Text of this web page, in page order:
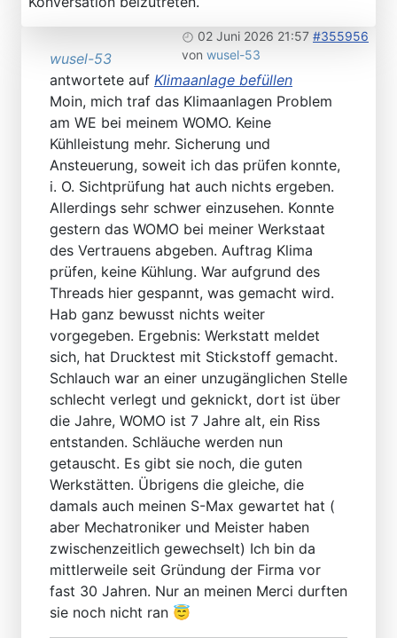
02 Juni 2026 21:57 #355956
von wusel-53
wusel-53
antwortete auf Klimaanlage befüllen
Moin, mich traf das Klimaanlagen Problem
am WE bei meinem WOMO. Keine
Kühlleistung mehr. Sicherung und
Ansteuerung, soweit ich das prüfen konnte,
i. O. Sichtprüfung hat auch nichts ergeben.
Allerdings sehr schwer einzusehen. Konnte
gestern das WOMO bei meiner Werkstaat
des Vertrauens abgeben. Auftrag Klima
prüfen, keine Kühlung. War aufgrund des
Threads hier gespannt, was gemacht wird.
Hab ganz bewusst nichts weiter
vorgegeben. Ergebnis: Werkstatt meldet
sich, hat Drucktest mit Stickstoff gemacht.
Schlauch war an einer unzugänglichen Stelle
schlecht verlegt und geknickt, dort ist über
die Jahre, WOMO ist 7 Jahre alt, ein Riss
entstanden. Schläuche werden nun
getauscht. Es gibt sie noch, die guten
Werkstätten. Übrigens die gleiche, die
damals auch meinen S-Max gewartet hat (
aber Mechatroniker und Meister haben
zwischenzeitlich gewechselt) Ich bin da
mittlerweile seit Gründung der Firma vor
fast 30 Jahren. Nur an meinen Merci durften
sie noch nicht ran 😇